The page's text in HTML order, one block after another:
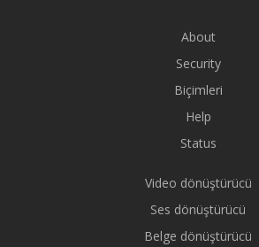
About
Security
Biçimleri
Help
Status
Video dönüştürücü
Ses dönüştürücü
Belge dönüştürücü